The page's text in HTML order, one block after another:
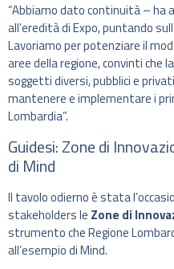
“Abbiamo dato continuità – ha
all’eredità di Expo, puntando
Lavoriamo per potenziare il
aree della regione, convinti che
soggetti diversi, pubblici e
mantenere e implementare i
Lombardia”.
Guidesi: Zone di
di Mind
Il tavolo odierno è stata
stakeholders le Zone di
strumento che Regione
all’esempio di Mind.